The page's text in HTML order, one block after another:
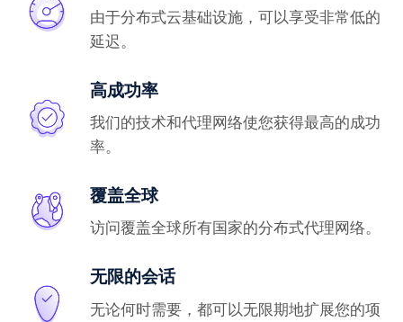
由于分布式云基础设施，可以享受非常低的
延迟。
高成功率
我们的技术和代理网络使您获得最高的成功
率。
覆盖全球
访问覆盖全球所有国家的分布式代理网络。
无限的会话
无论何时需要，都可以无限期地扩展您的项